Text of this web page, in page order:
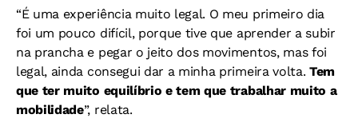
“É uma experiência muito legal. O meu primeiro dia
foi um pouco difícil, porque tive que aprender a subir
na prancha e pegar o jeito dos movimentos, mas foi
legal, ainda consegui dar a minha primeira volta. Tem
que ter muito equilíbrio e tem que trabalhar muito a
mobilidade”, relata.